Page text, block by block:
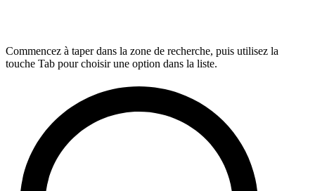
Commencez à taper dans la zone de recherche, puis utilisez la
touche Tab pour choisir une option dans la liste.